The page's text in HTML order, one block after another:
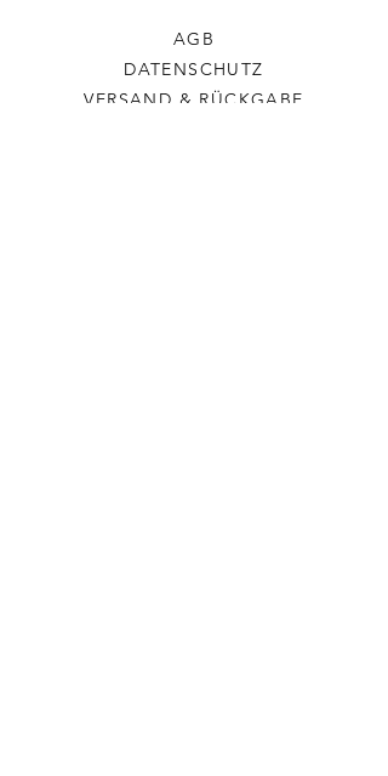
AGB
DATENSCHUTZ
VERSAND & RÜCKGABE